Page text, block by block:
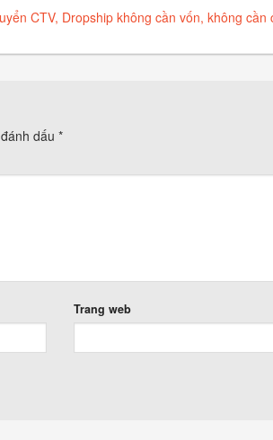
CTV, Dropship không cần vốn, không cần
dấu *
Trang web